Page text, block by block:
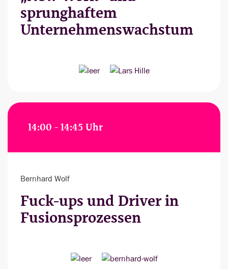
sprunghaftem
Unternehmenswachstum
14:00 - 14:45 Uhr
Bernhard Wolf
Fuck-ups und Driver in
Fusionsprozessen